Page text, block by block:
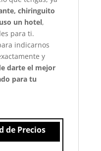
chiringuito
un hotel,
para ti.
indicarnos
y
darte el mejor
para tu
de Precios